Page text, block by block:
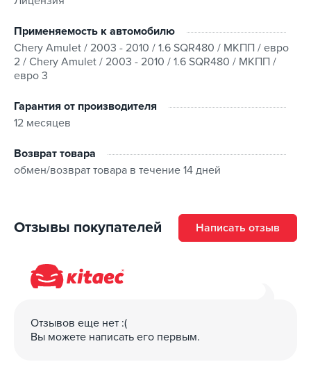
совместимость по VIN-коду.
Условия покупки
Наш магазин предлагает быструю доставку заказов в
любой регион Украины с возможностью выбрать
несколькими способами:
По предоплате на банковские реквизиты;
Кредитными картами VISA, MasterCard.
На товар распространяется гарантия, установленная
производителем/поставщиком, а возврат и обмен
Для более подробного ознакомления перейдите на
страницу “ Гарантия и возврат
воспользоваться бонусной программой: за покупки
начисляется кэшбэк на бонусный счет, с которого
Применяемость к автомобилю
Chery Amulet / 2003 - 2010 / 1.6 SQR480 / МКПП / евро
2 / Chery Amulet / 2003 - 2010 / 1.6 SQR480 / МКПП /
евро 3
Гарантия от производителя
12 месяцев
Возврат товара
обмен/возврат товара в течение 14 дней
Отзывы покупателей Написать отзыв
Отзывов еще нет :(
Вы можете написать его первым.